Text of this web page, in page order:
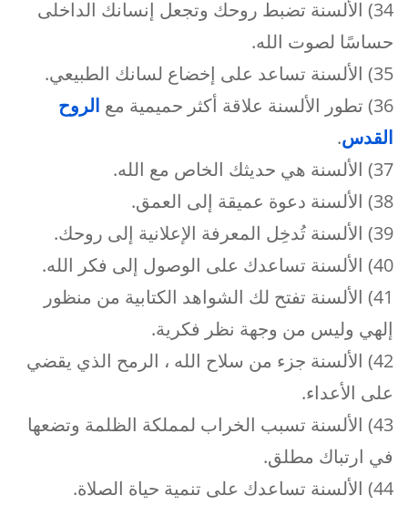
34) الألسنة تضبط روحك وتجعل إنسانك الداخلى
حساسًا لصوت الله.
35) الألسنة تساعد على إخضاع لسانك الطبيعي.
36) تطور الألسنة علاقة أكثر حميمية مع
الروح
القدس.
37) الألسنة هي حديثك الخاص مع الله.
38) الألسنة دعوة عميقة إلى العمق.
39) الألسنة تُدخِل المعرفة الإعلانية إلى روحك.
40) الألسنة تساعدك على الوصول إلى فكر الله.
41) الألسنة تفتح لك الشواهد الكتابية من منظور
إلهي وليس من وجهة نظر فكرية.
42) الألسنة جزء من سلاح الله ، الرمح الذي يقضي
على الأعداء.
43) الألسنة تسبب الخراب لمملكة الظلمة وتضعها
في ارتباك مطلق.
44) الألسنة تساعدك على تنمية حياة الصلاة.